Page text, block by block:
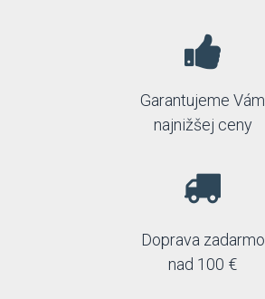
Garantujeme Vám
najnižšej ceny
Doprava zadarmo
nad 100 €